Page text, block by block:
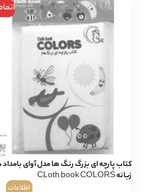
کتاب پارچه ای بزرگ رنگ ها مدل آوای بامداد
زبانه CLoth book COLORS
اطلاعات